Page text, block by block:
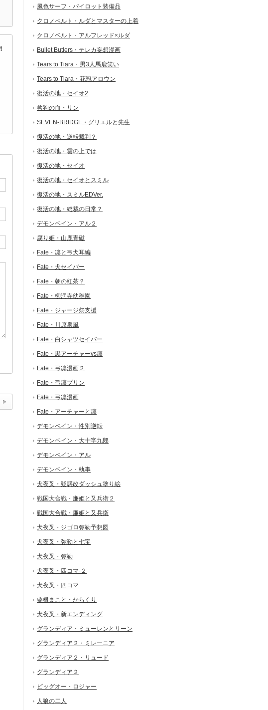
風色サーフ・パイロット装備品
クロノベルト・ルダとマスターの上着
クロノベルト・アルフレッド×ルダ
Bullet Butlers・テレカ妄想漫画
Tears to Tiara・男3人馬鹿笑い
Tears to Tiara・花冠アロウン
復活の地・セイオ2
咎狗の血・リン
SEVEN-BRIDGE・グリエルと先生
復活の地・逆転裁判？
復活の地・雲の上では
復活の地・セイオ
復活の地・セイオとスミル
復活の地・スミルEDVer.
復活の地・総裁の日常？
デモンベイン・アル２
腐り姫・山鹿青磁
Fate・凛と弓犬耳編
Fate・犬セイバー
Fate・朝の紅茶？
Fate・柳洞寺幼稚園
Fate・ジャージ祭支援
Fate・川原泉風
Fate・白シャツセイバー
Fate・黒アーチャーvs凛
Fate・弓凛漫画２
Fate・弓凛プリン
Fate・弓凛漫画
Fate・アーチャーと凛
デモンベイン・性別逆転
デモンベイン・大十字九郎
デモンベイン・アル
デモンベイン・執事
犬夜叉・疑惑改ダッシュ塗り絵
戦国大合戦・廉姫と又兵衛２
戦国大合戦・廉姫と又兵衛
犬夜叉・ジゴロ弥勒予想図
犬夜叉・弥勒と七宝
犬夜叉・弥勒
犬夜叉・四コマ-２
犬夜叉・四コマ
粟根まこと・からくり
犬夜叉・新エンディング
グランディア・ミューレンとリーン
グランディア２・ミレーニア
グランディア２・リュード
グランディア２
ビッグオー・ロジャー
人狼の二人